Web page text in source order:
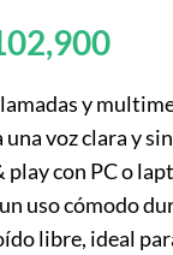
y
voz clara y
con PC o
uso cómodo
libre, ideal